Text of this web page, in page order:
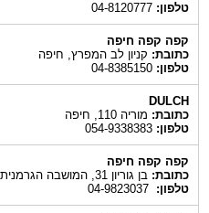
טלפון:04-8120777
קפה קפה חיפה
כתובת:קניון לב המפרץ, חיפה
טלפון:04-8385150
DULCH
כתובת:מוריה 110, חיפה
טלפון:054-9338383
קפה קפה חיפה
כתובת:בן גוריון 31, המושבה הגרמנית, חיפה
טלפון:04-9823037